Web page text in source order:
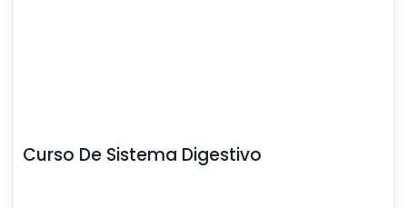
Curso De Sistema Digestivo